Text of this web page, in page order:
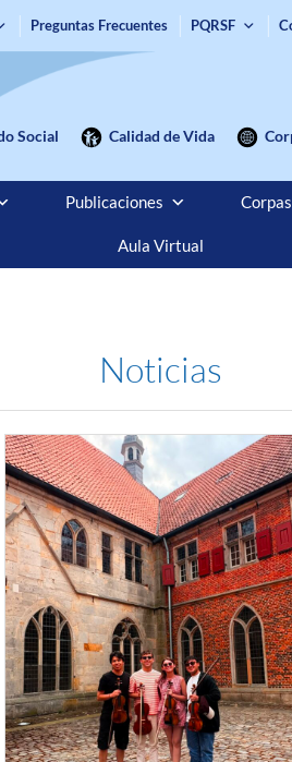
Preguntas Frecuentes PQRSF
Social Calidad de Vida
Publicaciones
Aula Virtual
Noticias